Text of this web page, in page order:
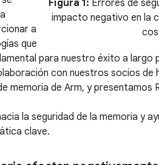
Figura 1: Errores de
impacto negativo en la
a
que
para nuestro éxito a largo
con nuestros socios de
memoria de Arm, y presentamos
la seguridad de la memoria y
clave.